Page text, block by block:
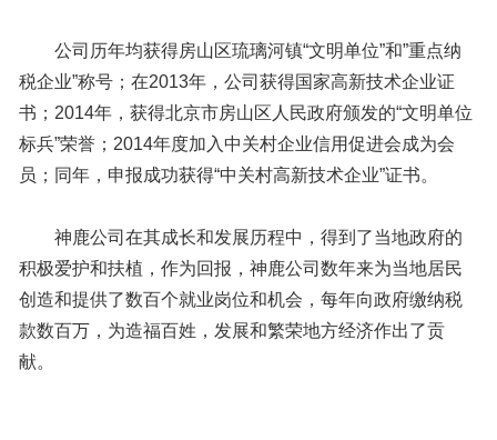
公司历年均获得房山区琉璃河镇“文明单位”和”重点纳
税企业”称号；在2013年，公司获得国家高新技术企业证
书；2014年，获得北京市房山区人民政府颁发的“文明单位
标兵”荣誉；2014年度加入中关村企业信用促进会成为会
员；同年，申报成功获得“中关村高新技术企业”证书。
神鹿公司在其成长和发展历程中，得到了当地政府的
积极爱护和扶植，作为回报，神鹿公司数年来为当地居民
创造和提供了数百个就业岗位和机会，每年向政府缴纳税
款数百万，为造福百姓，发展和繁荣地方经济作出了贡
献。